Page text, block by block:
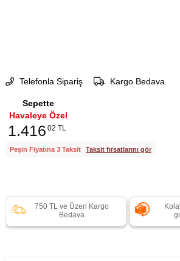
Telefonla Sipariş Kargo Bedava
Sepette
Havaleye Özel
1.416 02 TL
Peşin Fiyatına 3 Taksit Taksit fırsatlarını gör
750 TL ve Üzeri Kargo
Bedava